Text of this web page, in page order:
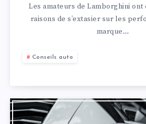
Les amateurs de Lamborghini
raisons de s’extasier sur les
marque…
Conseils auto